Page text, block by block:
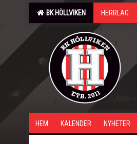
BK HÖLLVIKEN HERRLAG
HEM KALENDER NYHETER